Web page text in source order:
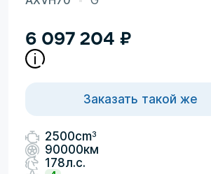
6 097 204 ₽
Заказать такой же
2500cm3
90000км
178л.с.